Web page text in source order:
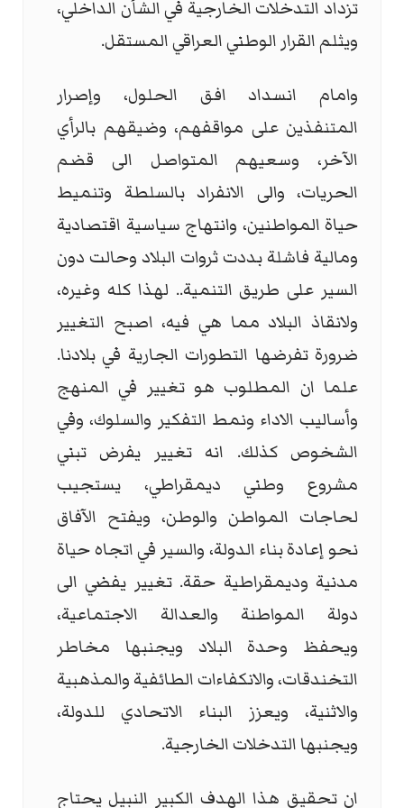
تزداد التدخلات الخارجية في الشأن الداخلي،
ويثلم القرار الوطني العراقي المستقل.
وامام انسداد افق الحلول، وإصرار
المتنفذين على مواقفهم، وضيقهم بالرأي
الآخر، وسعيهم المتواصل الى قضم
الحريات، والى الانفراد بالسلطة وتنميط
حياة المواطنين، وانتهاج سياسية اقتصادية
ومالية فاشلة بددت ثروات البلاد وحالت دون
السير على طريق التنمية.. لهذا كله وغيره،
ولانقاذ البلاد مما هي فيه، اصبح التغيير
ضرورة تفرضها التطورات الجارية في بلادنا.
علما ان المطلوب هو تغيير في المنهج
وأساليب الاداء ونمط التفكير والسلوك، وفي
الشخوص كذلك. انه تغيير يفرض تبني
مشروع وطني ديمقراطي، يستجيب
لحاجات المواطن والوطن، ويفتح الآفاق
نحو إعادة بناء الدولة، والسير في اتجاه حياة
مدنية وديمقراطية حقة. تغيير يفضي الى
دولة المواطنة والعدالة الاجتماعية،
ويحفظ وحدة البلاد ويجنبها مخاطر
التخندقات، والانكفاءات الطائفية والمذهبية
والاثنية، ويعزز البناء الاتحادي للدولة،
ويجنبها التدخلات الخارجية.
ان تحقيق هذا الهدف الكبير النبيل يحتاج